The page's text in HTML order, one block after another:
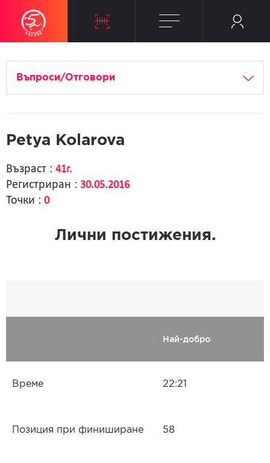
Въпроси/Отговори
Petya Kolarova
Възраст : 41г.
Регистриран : 30.05.2016
Точки : 0
Лични постижения.
Най-добро
Време 22:21
Позиция при финиширане 58